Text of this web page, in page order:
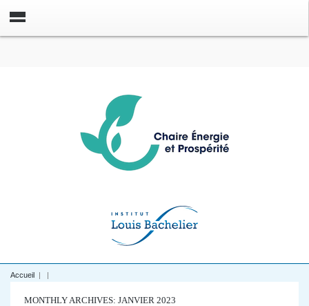
Accueil | |
MONTHLY ARCHIVES: JANVIER 2023